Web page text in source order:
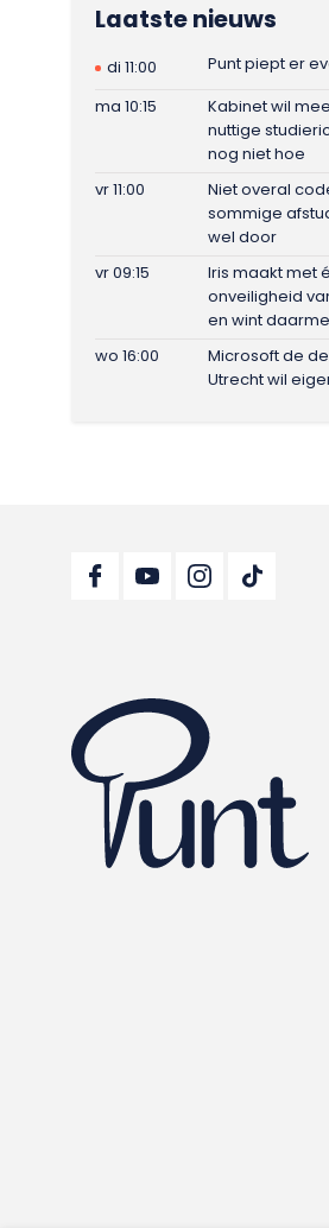
Laatste nieuws
di 11:00
Punt piept er
ma 10:15
Kabinet wil
nuttige
nog niet hoe
vr 11:00
Niet overal
sommige
wel door
vr 09:15
Iris maakt met
onveiligheid
en wint
wo 16:00
Microsoft de
Utrecht wil